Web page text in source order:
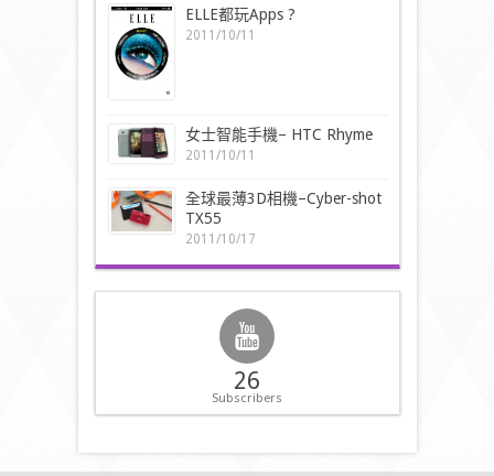
ELLE都玩Apps ?
2011/10/11
女士智能手機– HTC Rhyme
2011/10/11
全球最薄3D相機–Cyber-shot
TX55
2011/10/17
26
Subscribers